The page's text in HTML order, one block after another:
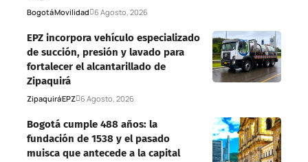
BogotáMovilidad 6 Agosto, 2026
EPZ incorpora vehículo especializado
de succión, presión y lavado para
fortalecer el alcantarillado de
Zipaquirá
ZipaquiráEPZ 6 Agosto, 2026
Bogotá cumple 488 años: la
fundación de 1538 y el pasado
muisca que antecede a la capital